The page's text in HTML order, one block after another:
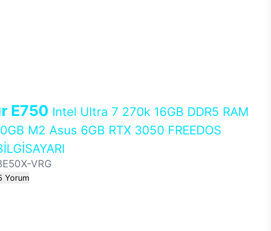
E750 Intel Ultra 7 270k 16GB DDR5 RAM
M2 Asus 6GB RTX 3050 FREEDOS
VRG
Yorum